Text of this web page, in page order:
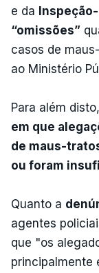
e da
“omissões”
casos de
ao Ministério
Para além
em que
de maus-
ou foram
Quanto a
agentes
que "os
principalmente